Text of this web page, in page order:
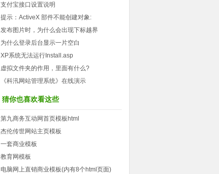
支付宝接口设置说明
提示：ActiveX 部件不能创建对象:
Scripting.FileSystemObject
发布图片时，为什么会出现下标越界
为什么登录后台显示一片空白
XP系统无法运行Install.asp
虚拟文件夹的作用，里面有什么?
《科汛网站管理系统》在线演示
猜你也喜欢看这些
第九商务互动网首页模板html
杰伦传世网站主页模板
一套商业模板
教育网模板
电脑网上直销商业模板(内有8个html页面)